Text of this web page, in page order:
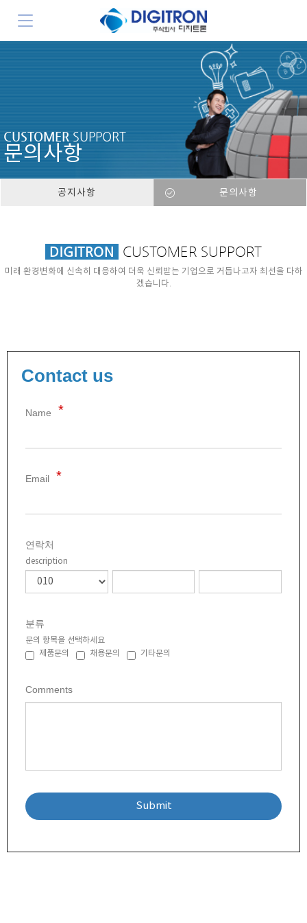
CUSTOMER SUPPORT
문의사항
공지사항 문의사항
DIGITRON CUSTOMER SUPPORT
미래 환경변화에 신속히 대응하여 더욱 신뢰받는 기업으로 거듭나고자 최선을 다하
겠습니다.
Contact us
Name
Email
연락처
description
분류
문의 항목을 선택하세요
제품문의
채용문의 기타문의
Comments
Submit